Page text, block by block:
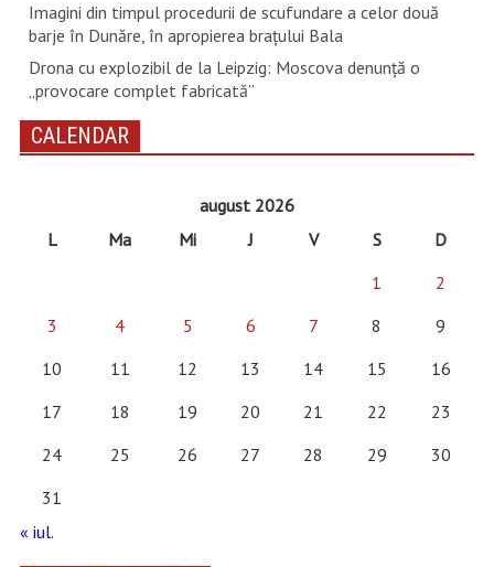
Imagini din timpul procedurii de scufundare a celor două
barje în Dunăre, în apropierea brațului Bala
Drona cu explozibil de la Leipzig: Moscova denunţă o
„provocare complet fabricată”
CALENDAR
august 2026
L
Ma Mi J V S
D
1
2
3
4 5 6 7 8
9
10
11 12 13 14 15
16
17
18 19 20 21 22
23
24
25 26 27 28 29
30
31
« iul.